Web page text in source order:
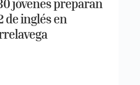
jóvenes preparan
de inglés en